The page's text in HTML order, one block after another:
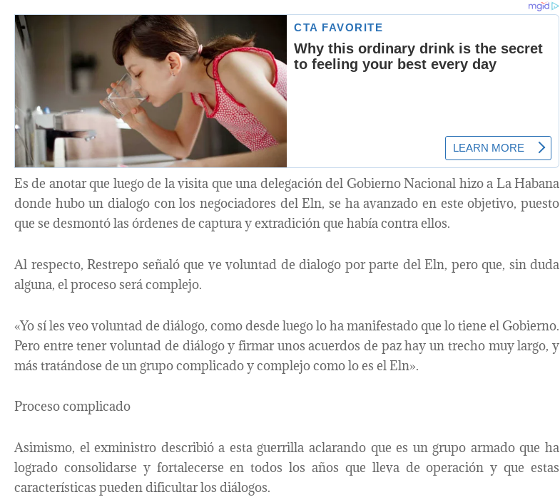
Es de anotar que luego de la visita que una delegación del Gobierno Nacional hizo a La Habana
donde hubo un dialogo con los negociadores del Eln, se ha avanzado en este objetivo, puesto
que se desmontó las órdenes de captura y extradición que había contra ellos.
Al respecto, Restrepo señaló que ve voluntad de dialogo por parte del Eln, pero que, sin duda
alguna, el proceso será complejo.
«Yo sí les veo voluntad de diálogo, como desde luego lo ha manifestado que lo tiene el Gobierno.
Pero entre tener voluntad de diálogo y firmar unos acuerdos de paz hay un trecho muy largo, y
más tratándose de un grupo complicado y complejo como lo es el Eln».
Proceso complicado
Asimismo, el exministro describió a esta guerrilla aclarando que es un grupo armado que ha
logrado consolidarse y fortalecerse en todos los años que lleva de operación y que estas
características pueden dificultar los diálogos.